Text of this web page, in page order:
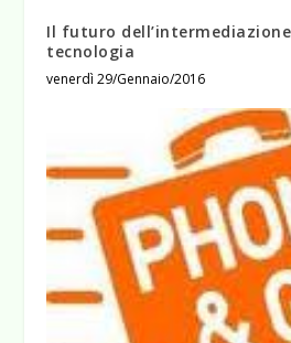
Il futuro
tecnologia
venerdì 29/Gennaio/2016